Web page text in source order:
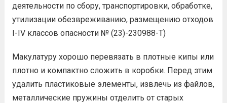
деятельности по сбору, транспортировки, обработке,
утилизации обезвреживанию, размещению отходов
I-IV классов опасности № (23)-230988-Т)
Макулатуру хорошо перевязать в плотные кипы или
плотно и компактно сложить в коробки. Перед этим
удалить пластиковые элементы, извлечь из файлов,
металлические пружины отделить от старых